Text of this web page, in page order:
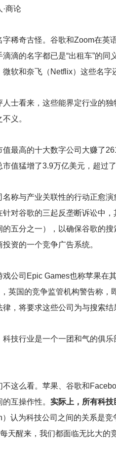
商论
字稀奇古怪。谷歌和Zoom在英
滴滴的名字都已是“出租车”的
微软和奈飞（Netflix）这些名字
人士看来，这些能界定行业的
义。
值最高的十大数字公司大赚了
市值猛增了3.9万亿美元，超过
名称与产业关联性的行动正愈
针对谷歌的三起反垄断诉讼中
的五分之一），以确保谷歌的
资的一个竞争广告系统。
戏公司Epic Games也称苹果在
英国的竞争监管机构警告称，
律，将要求这些公司为与搜索
科技行业是一个一团和气的俱
不这么看。苹果、谷歌和
互操作性。 实际上，所有科技
）认为科技公司之间的关系是
每天醒来，我们都面临无比大的